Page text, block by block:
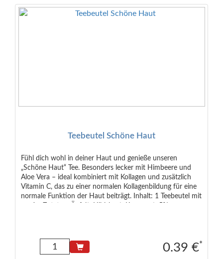
Teebeutel Schöne Haut
Fühl dich wohl in deiner Haut und genieße unseren
„Schöne Haut“ Tee. Besonders lecker mit Himbeere und
Aloe Vera – ideal kombiniert mit Kollagen und zusätzlich
Vitamin C, das zu einer normalen Kollagenbildung für eine
normale Funktion der Haut beiträgt. Inhalt: 1 Teebeutel mit
Rainforest Alliance Certified.
0.39 €*